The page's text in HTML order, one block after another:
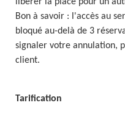
Bon à savoir : l'accès au
bloqué au-delà de 3
signaler votre annulation,
client.
Tarification